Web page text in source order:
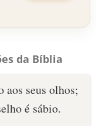
da Bíblia
aos seus olhos;
é sábio.